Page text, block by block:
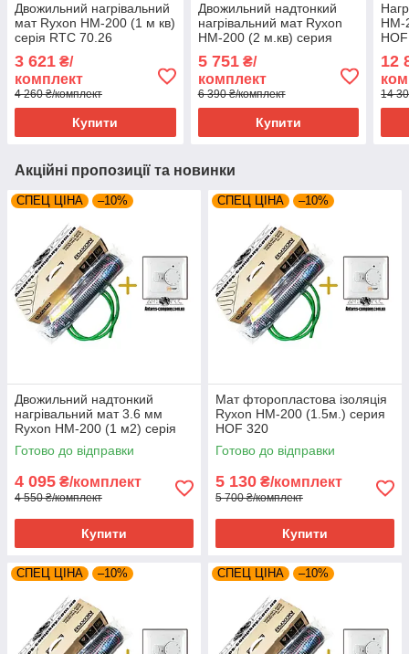
Двожильний нагрівальний
мат Ryxon HM-200 (1 м кв)
серія RTC 70.26
3 621 ₴/
комплект
4 260 ₴/комплект
Купити
Двожильний надтонкий
нагрівальний мат Ryxon
HM-200 (2 м.кв) серия
HOF 320
5 751₴/
комплект
6 390 ₴/комплект
Купити
HM-
12
14
Акційні пропозиції та новинки
СПЕЦ ЦІНА –10%
Двожильний надтонкий
нагрівальний мат 3.6 мм
Ryxon HM-200 (1 м2) серія
HOF 320
Готово до відправки
4 095 ₴/комплект
4 550 ₴/комплект
Купити
СПЕЦ ЦІНА –10%
Мат фторопластова ізоляція
Ryxon HM-200 (1.5м.) серия
HOF 320
Готово до відправки
5 130 ₴/комплект
5 700 ₴/комплект
Купити
СПЕЦ ЦІНА –10% СПЕЦ ЦІНА –10%